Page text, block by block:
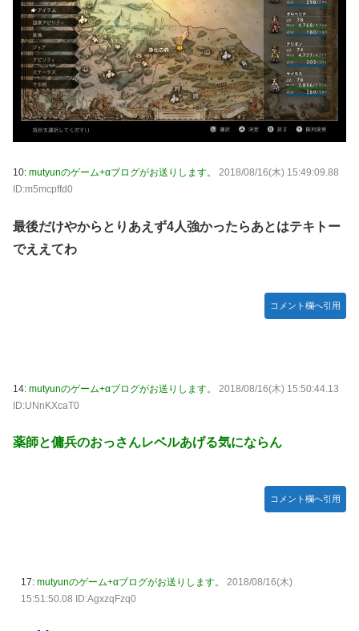
【アイマス】 アイドル達が雑談してるだけ【モバマス】
【VTuber】千羽師匠、Grokに自分の気持ち悪いツイート聞
くやつやってるのかなって思ったら相手鴨神やんけ
連合のモルモット部隊の部隊長になりました 第42話
RPG「たまにロボキャラ居る」←まぁわかる「回復魔法でロ
ボキャラが回復」←？
【ラブライブ！】
Juice=Juiceの『ポップミュージック』とかいう曲
結局おまえらが求める『RPGの理想の主人公』って一体どう
宮澤エマに「国宝級の浴衣美人」の声！「マイ・フィクショ
突進してきた牛を跳び越えたら、牛が固まって動かなくなっ
た闘牛場の映像【海外の反応】
TikTokライブしててムカついたから示談しなかった」
黒見明香ちゃんの円陣の声出しが凄かった！！！【乃木坂
10: mutyunのゲーム+αブログがお送りします。
2018/08/16(木) 15:49:09.88
ID:m5mcpffd0
最後だけやからとりあえず4人強かったらあとはテキトー
でええてわ
コメント欄へ引用
14: mutyunのゲーム+αブログがお送りします。
2018/08/16(木) 15:50:44.13
ID:UNnKXcaT0
薬師と傭兵のおっさんレベルあげる気にならん
コメント欄へ引用
17: mutyunのゲーム+αブログがお送りします。
2018/08/16(木)
15:51:50.08 ID:AgxzqFzq0